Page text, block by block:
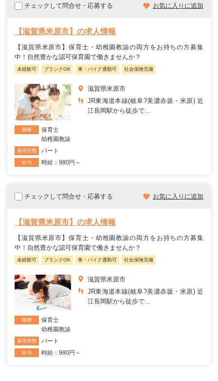
チェックして問合せ・応募する お気に入りに追加
【滋賀県米原市】の求人情報
【滋賀県米原市】保育士・幼稚園教諭の両方をお持ちの方募集
中！自然豊かな認可保育園で働きませんか？
未経験可 ブランクOK 車・バイク通勤可 社会保険完備
滋賀県米原市
JR東海道本線(岐阜?美濃赤坂・米原) 近
江長岡駅から徒歩で...
職種
保育士
幼稚園教諭
雇用形態 パート
給与 時給：980円～
チェックして問合せ・応募する お気に入りに追加
【滋賀県米原市】の求人情報
【滋賀県米原市】保育士・幼稚園教諭の両方をお持ちの方募集
中！自然豊かな認可保育園で働きませんか？
未経験可 ブランクOK 車・バイク通勤可 社会保険完備
滋賀県米原市
JR東海道本線(岐阜?美濃赤坂・米原) 近
江長岡駅から徒歩で...
職種
保育士
幼稚園教諭
雇用形態 パート
給与 時給：980円～